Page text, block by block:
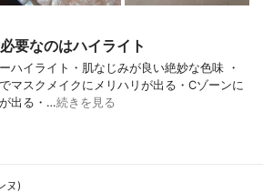
要なのはハイライト
ハイライト・肌なじみが良い絶妙な色味 ・
マスクメイクにメリハリが出る・Cゾーンに
出る・…続きを見る
ヌ)